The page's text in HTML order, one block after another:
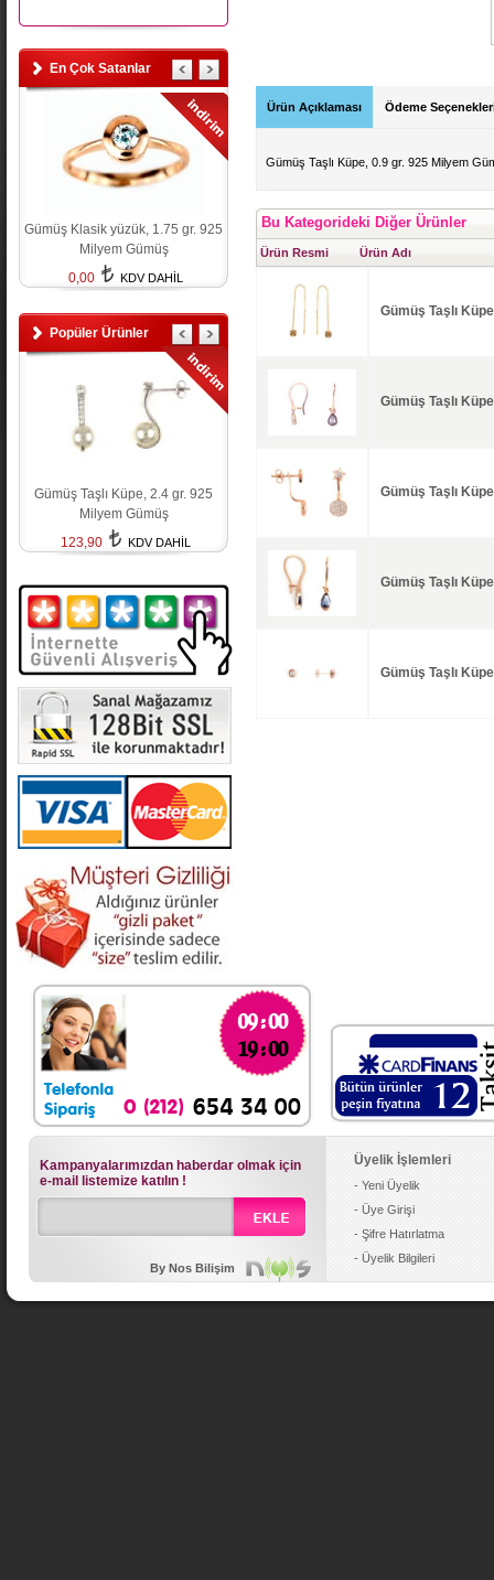
En Çok Satanlar
Gümüş Klasik yüzük, 1.75 gr. 925
Milyem Gümüş
0,00
KDV DAHİL
Popüler Ürünler
Gümüş Taşlı Küpe, 2.4 gr. 925
Milyem Gümüş
123,90
KDV DAHİL
Ürün Açıklaması Ödeme
Gümüş Taşlı Küpe, 0.9 gr. 925 Milyem
Bu Kategorideki Diğer Ürünler
Ürün Resmi Ürün Adı
Gümüş Taşlı
Gümüş Taşlı
Gümüş Taşlı
Gümüş Taşlı
Gümüş Taşlı
Kampanyalarımızdan haberdar olmak için
e-mail listemize katılın !
By Nos Bilişim
Üyelik İşlemleri
- Yeni Üyelik
- Üye Girişi
- Şifre Hatırlatma
- Üyelik Bilgileri